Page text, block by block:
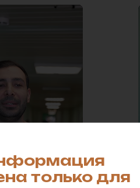
только для